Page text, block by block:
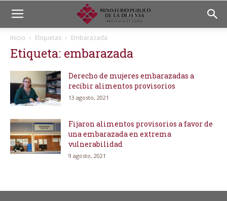
Inicio Etiquetas Embarazada
Etiqueta: embarazada
Derecho de mujeres embarazadas a
recibir alimentos provisorios
13 agosto, 2021
Fijaron alimentos provisorios a favor de
una embarazada en extrema
vulnerabilidad
9 agosto, 2021